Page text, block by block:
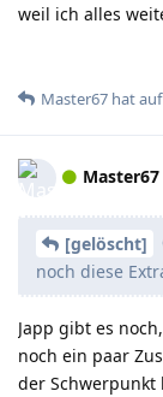
weil ich alles
Master67 hat
Master67
[gelöscht]
noch diese
Japp gibt es
noch ein paar
der